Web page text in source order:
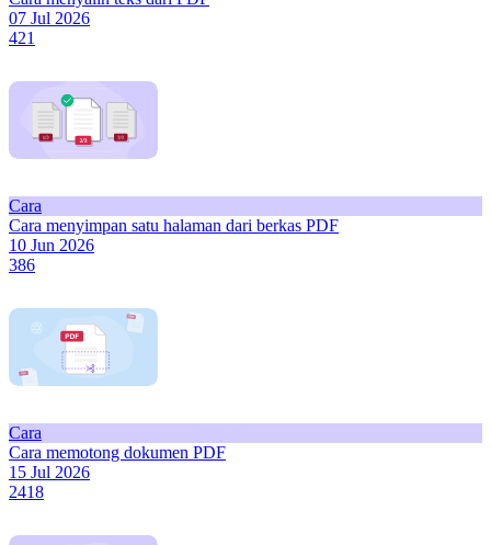
07 Jul 2026
421
Cara
Cara menyimpan satu halaman dari berkas PDF
10 Jun 2026
386
Cara
Cara memotong dokumen PDF
15 Jul 2026
2418